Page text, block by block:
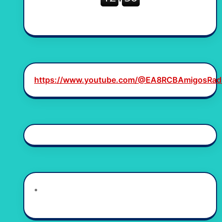
https://www.youtube.com/